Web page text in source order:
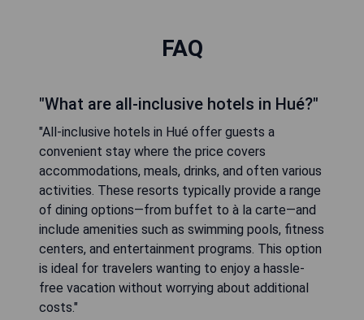
FAQ
"What are all-inclusive hotels in Hué?"
"All-inclusive hotels in Hué offer guests a
convenient stay where the price covers
accommodations, meals, drinks, and often various
activities. These resorts typically provide a range
of dining options—from buffet to à la carte—and
include amenities such as swimming pools, fitness
centers, and entertainment programs. This option
is ideal for travelers wanting to enjoy a hassle-
free vacation without worrying about additional
costs."